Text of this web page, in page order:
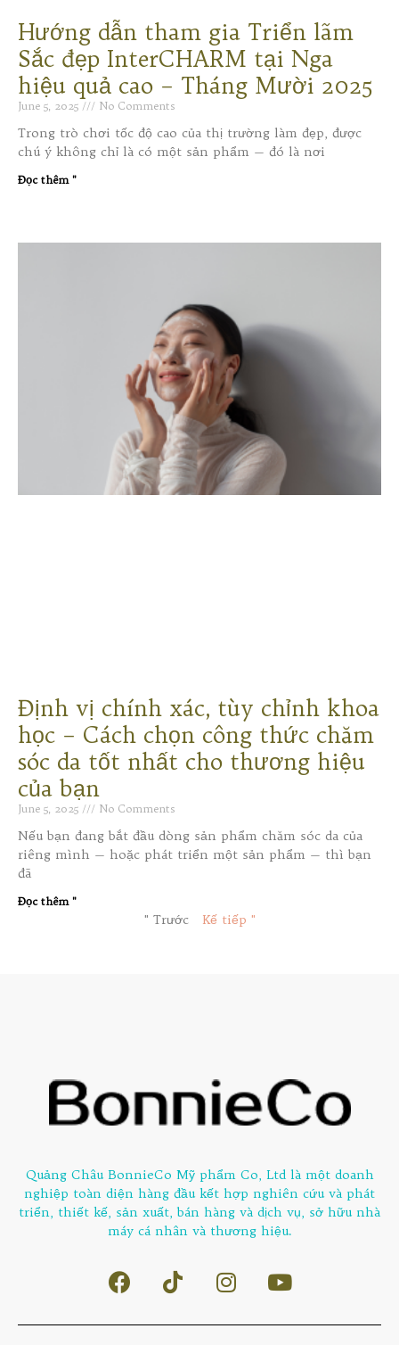
Hướng dẫn tham gia Triển lãm
Sắc đẹp InterCHARM tại Nga
hiệu quả cao – Tháng Mười 2025
June 5, 2025 No Comments
Trong trò chơi tốc độ cao của thị trường làm đẹp, được
chú ý không chỉ là có một sản phẩm — đó là nơi
Đọc thêm "
Định vị chính xác, tùy chỉnh khoa
học – Cách chọn công thức chăm
sóc da tốt nhất cho thương hiệu
của bạn
June 5, 2025 No Comments
Nếu bạn đang bắt đầu dòng sản phẩm chăm sóc da của
riêng mình — hoặc phát triển một sản phẩm — thì bạn
đã
Đọc thêm "
" Trước Kế tiếp "
Quảng Châu BonnieCo Mỹ phẩm Co, Ltd là một doanh
nghiệp toàn diện hàng đầu kết hợp nghiên cứu và phát
triển, thiết kế, sản xuất, bán hàng và dịch vụ, sở hữu nhà
máy cá nhân và thương hiệu.